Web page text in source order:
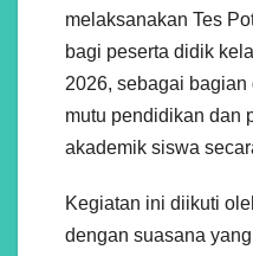
melaksanakan Tes
bagi peserta didik
2026, sebagai
mutu pendidikan dan
akademik siswa
Kegiatan ini diikuti
dengan suasana